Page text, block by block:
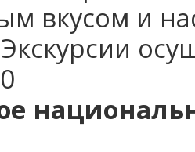
вкусом и